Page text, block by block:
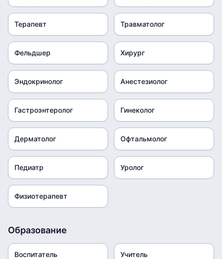
Терапевт Травматолог
Фельдшер Хирург
Эндокринолог Анестезиолог
Гастроэнтеролог Гинеколог
Дерматолог Офтальмолог
Педиатр Уролог
Физиотерапевт
Образование
Воспитатель Учитель